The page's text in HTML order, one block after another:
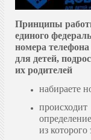
Принципы
единого
номера телефона
для детей,
их родителей
набираете
происходит
из которого